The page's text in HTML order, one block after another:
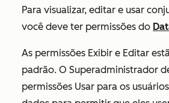
Para visualizar, editar e usar
você deve ter permissões do
As permissões Exibir e Editar
padrão. O Superadministrador
permissões Usar para os